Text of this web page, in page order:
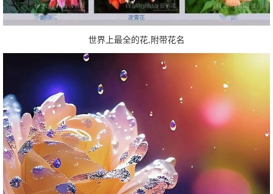
世界上最全的花,附带花名